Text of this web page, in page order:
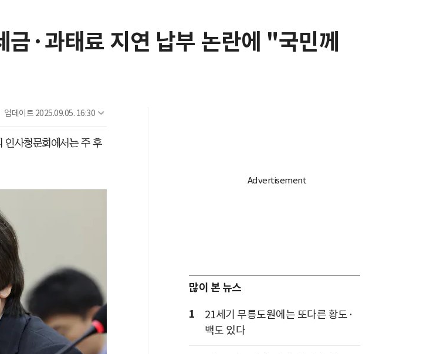
·과태료 지연 납부 논란에 "국민께
업데이트 2025.09.05. 16:30
인사청문회에서는 주 후
많이 본 뉴스
1
21세기 무릉도원에는 또다른 황도·
백도 있다